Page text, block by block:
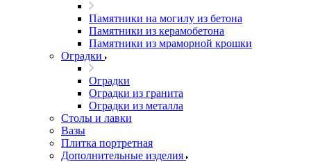
Памятники на могилу из бетона
Памятники из керамобетона
Памятники из мраморной крошки
Оградки
Оградки
Оградки из гранита
Оградки из металла
Столы и лавки
Вазы
Плитка портретная
Дополнительные изделия